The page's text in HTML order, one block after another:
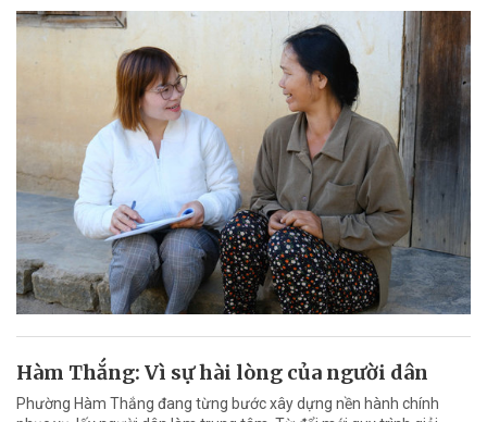
Hàm Thắng: Vì sự hài lòng của người dân
Phường Hàm Thắng đang từng bước xây dựng nền hành chính